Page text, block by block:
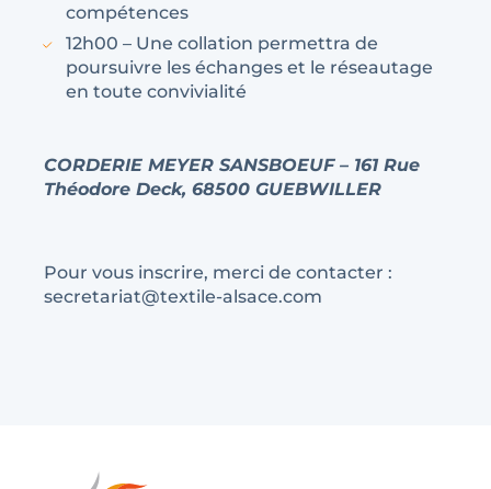
compétences
12h00 – Une collation permettra de
poursuivre les échanges et le réseautage
en toute convivialité
CORDERIE MEYER SANSBOEUF – 161 Rue
Théodore Deck, 68500 GUEBWILLER
Pour vous inscrire, merci de contacter :
secretariat@textile-alsace.com